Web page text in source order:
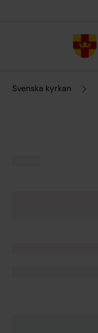
Svenska kyrkan